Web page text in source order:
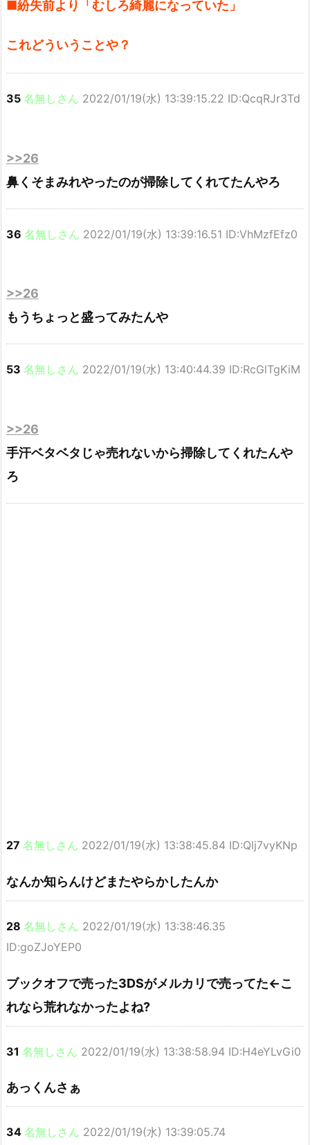
■紛失前より「むしろ綺麗になっていた」
これどういうことや？
35 名無しさん 2022/01/19(水) 13:39:15.22 ID:QcqRJr3Td
>>26
鼻くそまみれやったのが掃除してくれてたんやろ
36 名無しさん 2022/01/19(水) 13:39:16.51 ID:VhMzfEfz0
>>26
もうちょっと盛ってみたんや
53 名無しさん 2022/01/19(水) 13:40:44.39 ID:RcGlTgKiM
>>26
手汗ベタベタじゃ売れないから掃除してくれたんや
ろ
27 名無しさん 2022/01/19(水) 13:38:45.84 ID:Qlj7vyKNp
なんか知らんけどまたやらかしたんか
28 名無しさん 2022/01/19(水) 13:38:46.35
ID:goZJoYEP0
ブックオフで売った3DSがメルカリで売ってた←こ
れなら荒れなかったよね?
31 名無しさん 2022/01/19(水) 13:38:58.94 ID:H4eYLvGi0
あっくんさぁ
34 名無しさん 2022/01/19(水) 13:39:05.74